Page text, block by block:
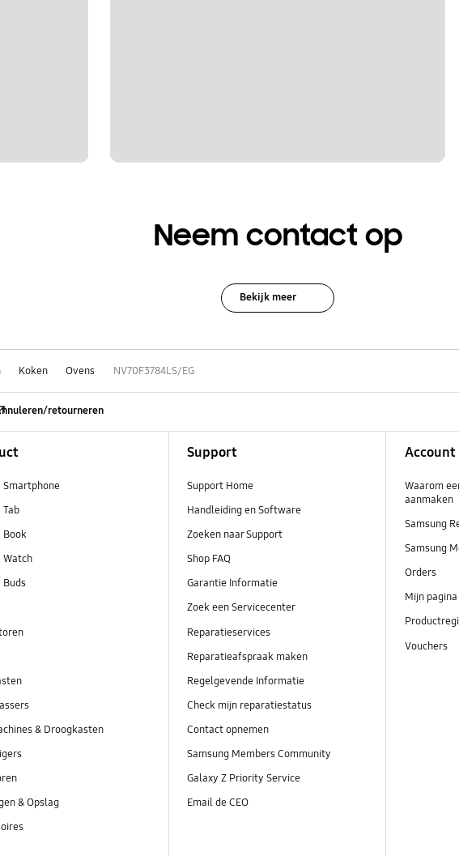
Neem contact op
Bekijk meer
Koken Ovens NV70F3784LS/EG
retourneren
Smartphone
Tab
Book
Watch
Buds
& Droogkasten
& Opslag
Support
Support Home
Handleiding en Software
Zoeken naar Support
Shop FAQ
Garantie Informatie
Zoek een Servicecenter
Reparatieservices
Reparatieafspraak maken
Regelgevende Informatie
Check mijn reparatiestatus
Contact opnemen
Samsung Members Community
Galaxy Z Priority Service
Email de CEO
Account
Waarom
aanmaken
Samsung
Samsung
Orders
Mijn pagina
Vouchers